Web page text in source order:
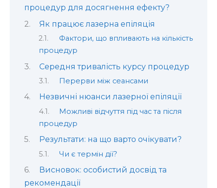
процедур для досягнення ефекту?
Як працює лазерна епіляція
Фактори, що впливають на кількість
процедур
Середня тривалість курсу процедур
Перерви між сеансами
Незвичні нюанси лазерної епіляції
Можливі відчуття під час та після
процедур
Результати: на що варто очікувати?
Чи є термін дії?
Висновок: особистий досвід та
рекомендації